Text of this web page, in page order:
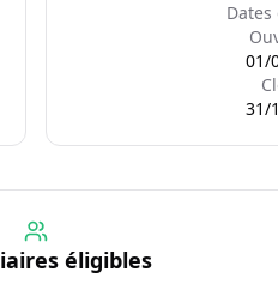
01/
31/
éligibles